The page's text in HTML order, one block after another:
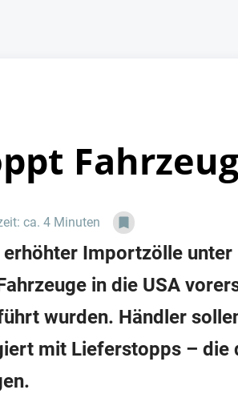
ca. 4 Minuten
Importzölle
in die USA
wurden. Händler
mit Lieferstopps – die